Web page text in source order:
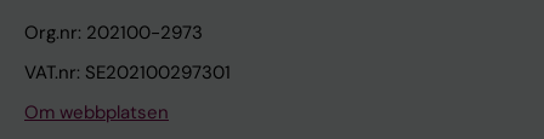
Org.nr: 202100-2973
VAT.nr: SE202100297301
Om webbplatsen